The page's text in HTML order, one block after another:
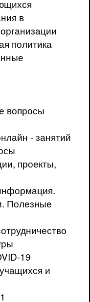
в
политика
вопросы
- занятий
проекты,
Полезные
19
и